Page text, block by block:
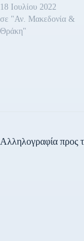
18 Ιουλίου 2022
σε "Αν. Μακεδονία &
Θράκη"
Αλληλογραφία προς